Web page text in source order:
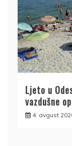
Ljeto u
vazdušne
4. avgust